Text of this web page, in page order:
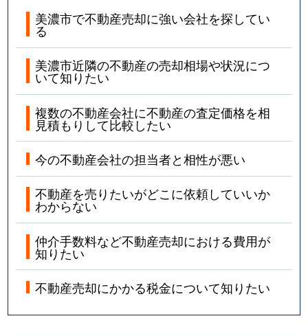
美濃市で不動産売却に強い会社を探してい
る
美濃市近隣の不動産の売却相場や状況につ
いて知りたい
複数の不動産会社に不動産の査定価格を相
見積もりして比較したい
今の不動産会社の担当者と相性が悪い
不動産を売りたいがどこに依頼していいか
わからない
仲介手数料など不動産売却における費用が
知りたい
不動産売却にかかる税金について知りたい